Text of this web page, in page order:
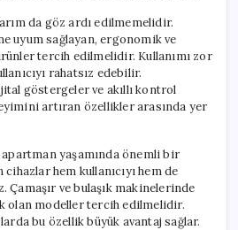
da göz ardı edilmemelidir.
uyum sağlayan, ergonomik ve
tercih edilmelidir. Kullanımı zor
rahatsız edebilir.
göstergeler ve akıllı kontrol
artıran özellikler arasında yer
yaşamında önemli bir
hem kullanıcıyı hem de
Çamaşır ve bulaşık makinelerinde
olan modeller tercih edilmelidir.
bu özellik büyük avantaj sağlar.